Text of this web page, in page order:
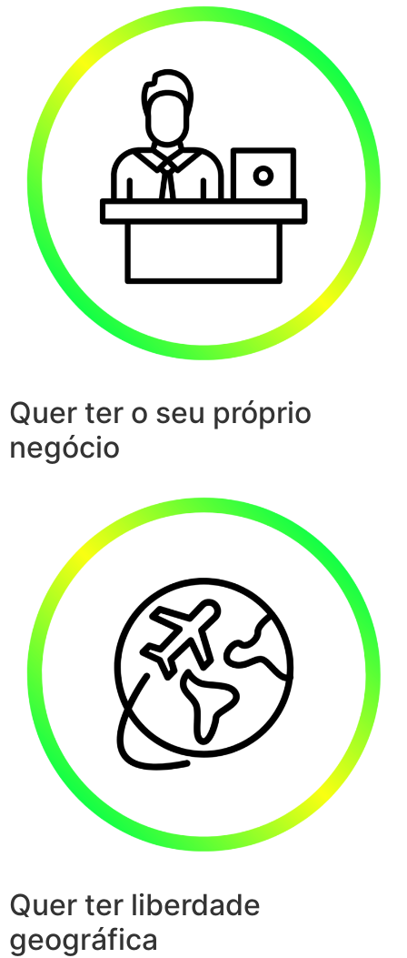
Quer ter o seu próprio
negócio
Quer ter liberdade
geográfica